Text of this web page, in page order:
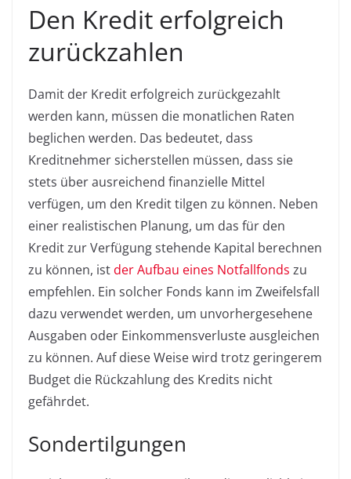
Den Kredit erfolgreich
zurückzahlen
Damit der Kredit erfolgreich zurückgezahlt
werden kann, müssen die monatlichen Raten
beglichen werden. Das bedeutet, dass
Kreditnehmer sicherstellen müssen, dass sie
stets über ausreichend finanzielle Mittel
verfügen, um den Kredit tilgen zu können. Neben
einer realistischen Planung, um das für den
Kredit zur Verfügung stehende Kapital berechnen
zu können, istder Aufbau eines Notfallfonds zu
empfehlen. Ein solcher Fonds kann im Zweifelsfall
dazu verwendet werden, um unvorhergesehene
Ausgaben oder Einkommensverluste ausgleichen
zu können. Auf diese Weise wird trotz geringerem
Budget die Rückzahlung des Kredits nicht
gefährdet.
Sondertilgungen